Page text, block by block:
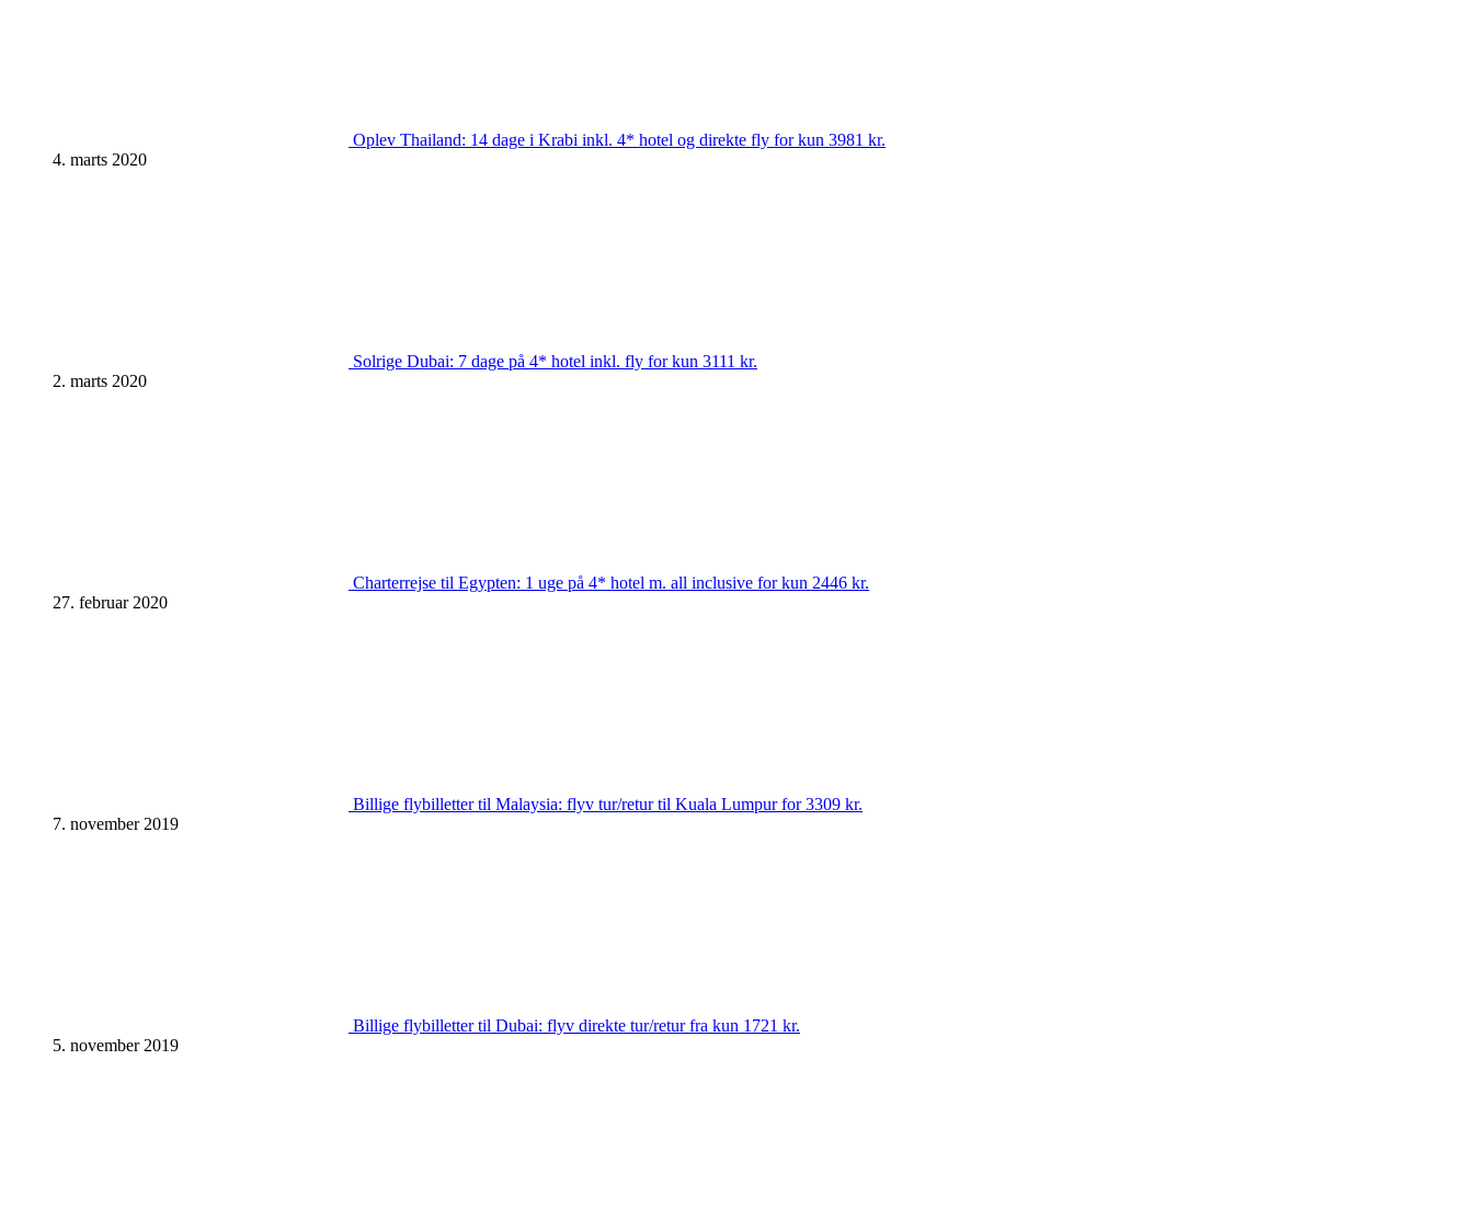
Oplev Thailand: 14 dage i Krabi inkl. 4* hotel og direkte fly for kun 3981 kr.
4. marts 2020
Solrige Dubai: 7 dage på 4* hotel inkl. fly for kun 3111 kr.
2. marts 2020
Charterrejse til Egypten: 1 uge på 4* hotel m. all inclusive for kun 2446 kr.
27. februar 2020
Billige flybilletter til Malaysia: flyv tur/retur til Kuala Lumpur for 3309 kr.
7. november 2019
Billige flybilletter til Dubai: flyv direkte tur/retur fra kun 1721 kr.
5. november 2019